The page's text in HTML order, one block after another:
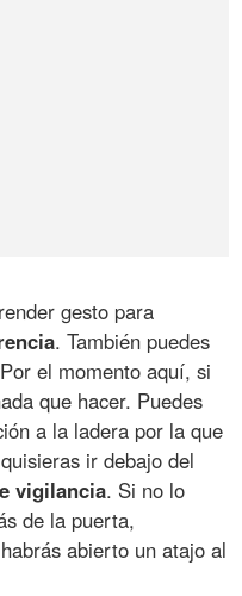
gesto para
. También puedes
el momento aquí, si
que hacer. Puedes
a la ladera por la que
ir debajo del
vigilancia. Si no lo
de la puerta,
abierto un atajo al